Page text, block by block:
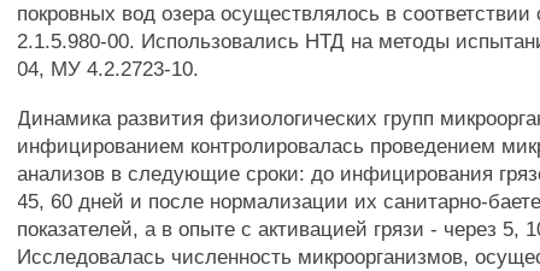
покровных вод озера осуществлялось в
2.1.5.980-00. Использовались НТД на методы
04, МУ 4.2.2723-10.
Динамика развития физиологических групп
инфицированием контролировалась проведением
анализов в следующие сроки: до инфицирования
45, 60 дней и после нормализации их санитарно-
показателей, а в опыте с активацией грязи - через 5,
Исследовалась численность микроорганизмов,